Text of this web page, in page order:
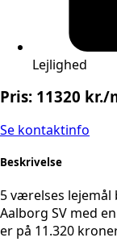
Lejlighed
Pris: 11320 kr./
Se kontaktinfo
Beskrivelse
5 værelses lejemål
Aalborg SV med
er på 11.320